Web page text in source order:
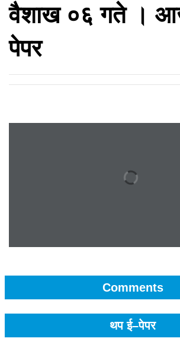
वैशाख ०६ गते ।
पेपर
Comments
थप ई–पेपर